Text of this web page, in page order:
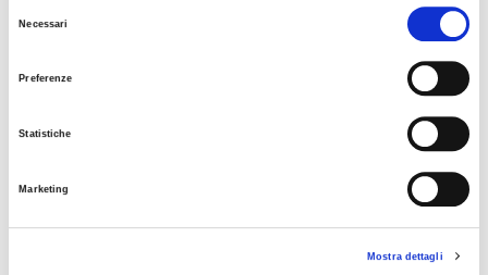
Necessari
Preferenze
Statistiche
Marketing
Mostra dettagli
nostra Politica di Acquisto vi invitiamo a visitare il portale
BANDI DI GARA E AVVISI